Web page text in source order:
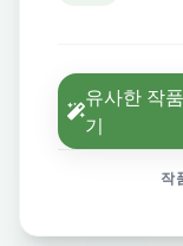
유사한 작
기
작